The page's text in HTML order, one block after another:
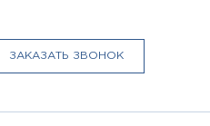
ЗАКАЗАТЬ ЗВОНОК